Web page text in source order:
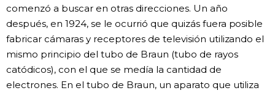
comenzó a buscar en otras direcciones. Un año
después, en 1924, se le ocurrió que quizás fuera posible
fabricar cámaras y receptores de televisión utilizando el
mismo principio del tubo de Braun (tubo de rayos
catódicos), con el que se medía la cantidad de
electrones. En el tubo de Braun, un aparato que utiliza